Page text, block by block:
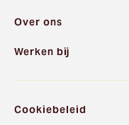
Over ons
Werken bij
Cookiebeleid